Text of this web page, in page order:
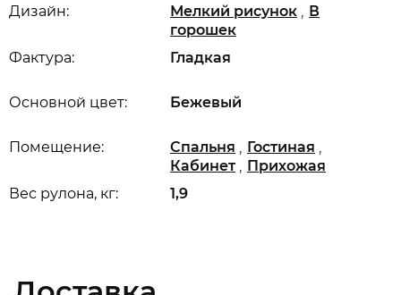
Вес рулона, кг: 1,9
Основной цвет: Бежевый
Дизайн: Мелкий рисунок , В
горошек
Помещение: Спальня , Гостиная ,
Кабинет , Прихожая
Фактура: Гладкая